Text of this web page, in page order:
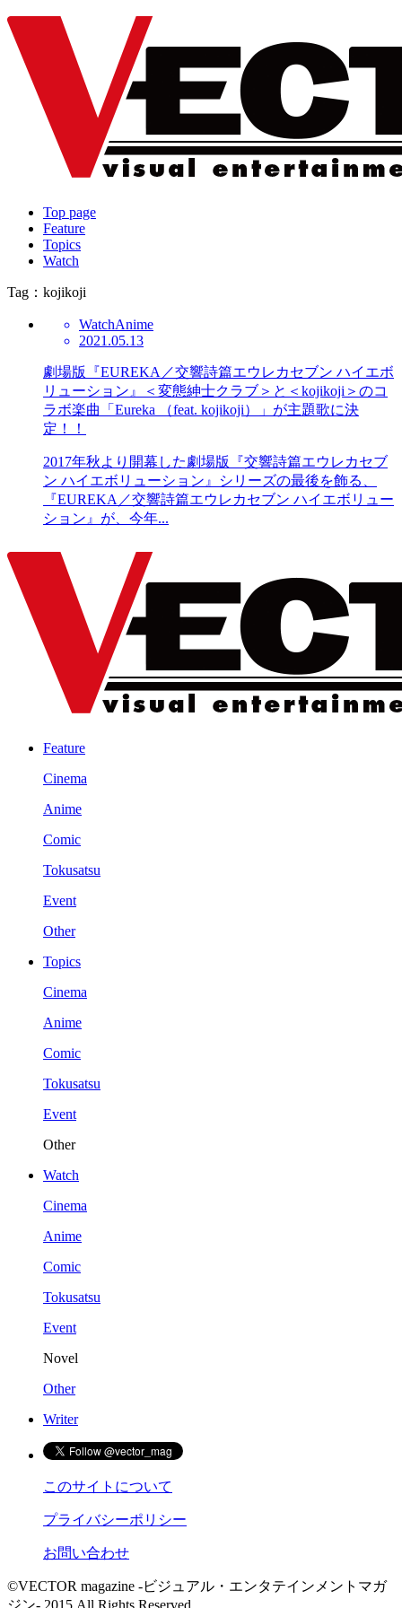
Top page
Feature
Topics
Watch
Tag：kojikoji
WatchAnime
2021.05.13
劇場版『EUREKA／交響詩篇エウレカセブン ハイエボ
リューション』＜変態紳士クラブ＞と＜kojikoji＞のコ
ラボ楽曲「Eureka （feat. kojikoji）」が主題歌に決
定！！
2017年秋より開幕した劇場版『交響詩篇エウレカセブ
ン ハイエボリューション』シリーズの最後を飾る、
『EUREKA／交響詩篇エウレカセブン ハイエボリュー
ション』が、今年...
Feature
Cinema
Anime
Comic
Tokusatsu
Event
Other
Topics
Cinema
Anime
Comic
Tokusatsu
Event
Other
Watch
Cinema
Anime
Comic
Tokusatsu
Event
Novel
Other
Writer
このサイトについて
プライバシーポリシー
お問い合わせ
©VECTOR magazine -ビジュアル・エンタテインメントマガ
ジン- 2015 All Rights Reserved.